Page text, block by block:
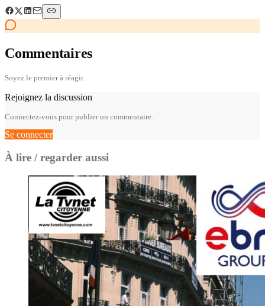
Commentaires
Soyez le premier à réagir.
Rejoignez la discussion
Connectez-vous pour publier un commentaire.
Se connecter
À lire / regarder aussi